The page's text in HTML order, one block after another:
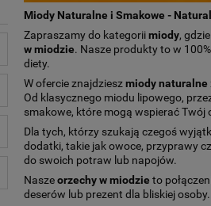
Miody Naturalne i Smakowe -
Zapraszamy do kategoriimiody,
w miodzie. Nasze produkty to w
diety.
W ofercie znajdzieszmiody naturalne
Od klasycznego miodu lipowego,
smakowe, które mogą wspierać Twój
Dla tych, którzy szukają czegoś
dodatki, takie jak owoce, przyprawy
do swoich potraw lub napojów.
Naszeorzechy w miodzie to
deserów lub prezent dla bliskiej